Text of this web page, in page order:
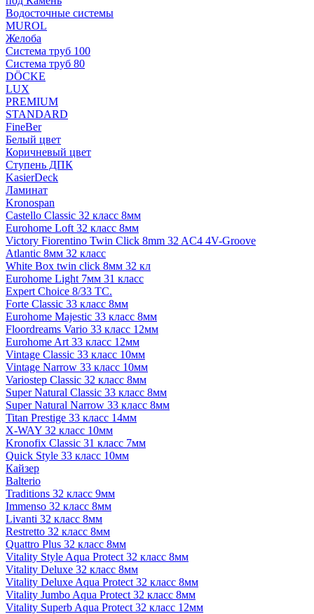
Водосточные системы
MUROL
Желоба
Система труб 100
Система труб 80
DÖCKE
LUX
PREMIUM
STANDARD
FineBer
Белый цвет
Коричневый цвет
Ступень ДПК
KasierDeck
Ламинат
Kronospan
Castello Classic 32 класс 8мм
Eurohome Loft 32 класс 8мм
Victory Fiorentino Twin Click 8mm 32 AC4 4V-Groove
Atlantic 8мм 32 класс
White Box twin click 8мм 32 кл
Eurohome Light 7мм 31 класс
Expert Choice 8/33 TC.
Forte Classic 33 класс 8мм
Eurohome Majestic 33 класс 8мм
Floordreams Vario 33 класс 12мм
Eurohome Art 33 класс 12мм
Vintage Classic 33 класс 10мм
Vintage Narrow 33 класс 10мм
Variostep Classic 32 класс 8мм
Super Natural Classic 33 класс 8мм
Super Natural Narrow 33 класс 8мм
Titan Prestige 33 класс 14мм
X-WAY 32 класс 10мм
Kronofix Classic 31 класс 7мм
Quick Style 33 класс 10мм
Кайзер
Balterio
Traditions 32 класс 9мм
Immenso 32 класс 8мм
Livanti 32 класс 8мм
Restretto 32 класс 8мм
Quattro Plus 32 класс 8мм
Vitality Style Aqua Protect 32 класс 8мм
Vitality Deluxe 32 класс 8мм
Vitality Deluxe Aqua Protect 32 класс 8мм
Vitality Jumbo Aqua Protect 32 класс 8мм
Vitality Superb Aqua Protect 32 класс 12мм